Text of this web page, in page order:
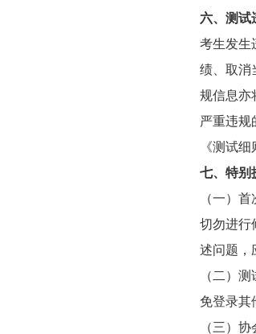
六、测试
考生发生
绩、取消
规信息亦
严重违规
《测试细
七、特别
（一）
切勿进行
述问题，
（二）
免登录其
（三）